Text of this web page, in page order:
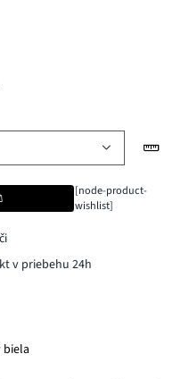
[node-product-
wishlist]
v priebehu 24h
biela